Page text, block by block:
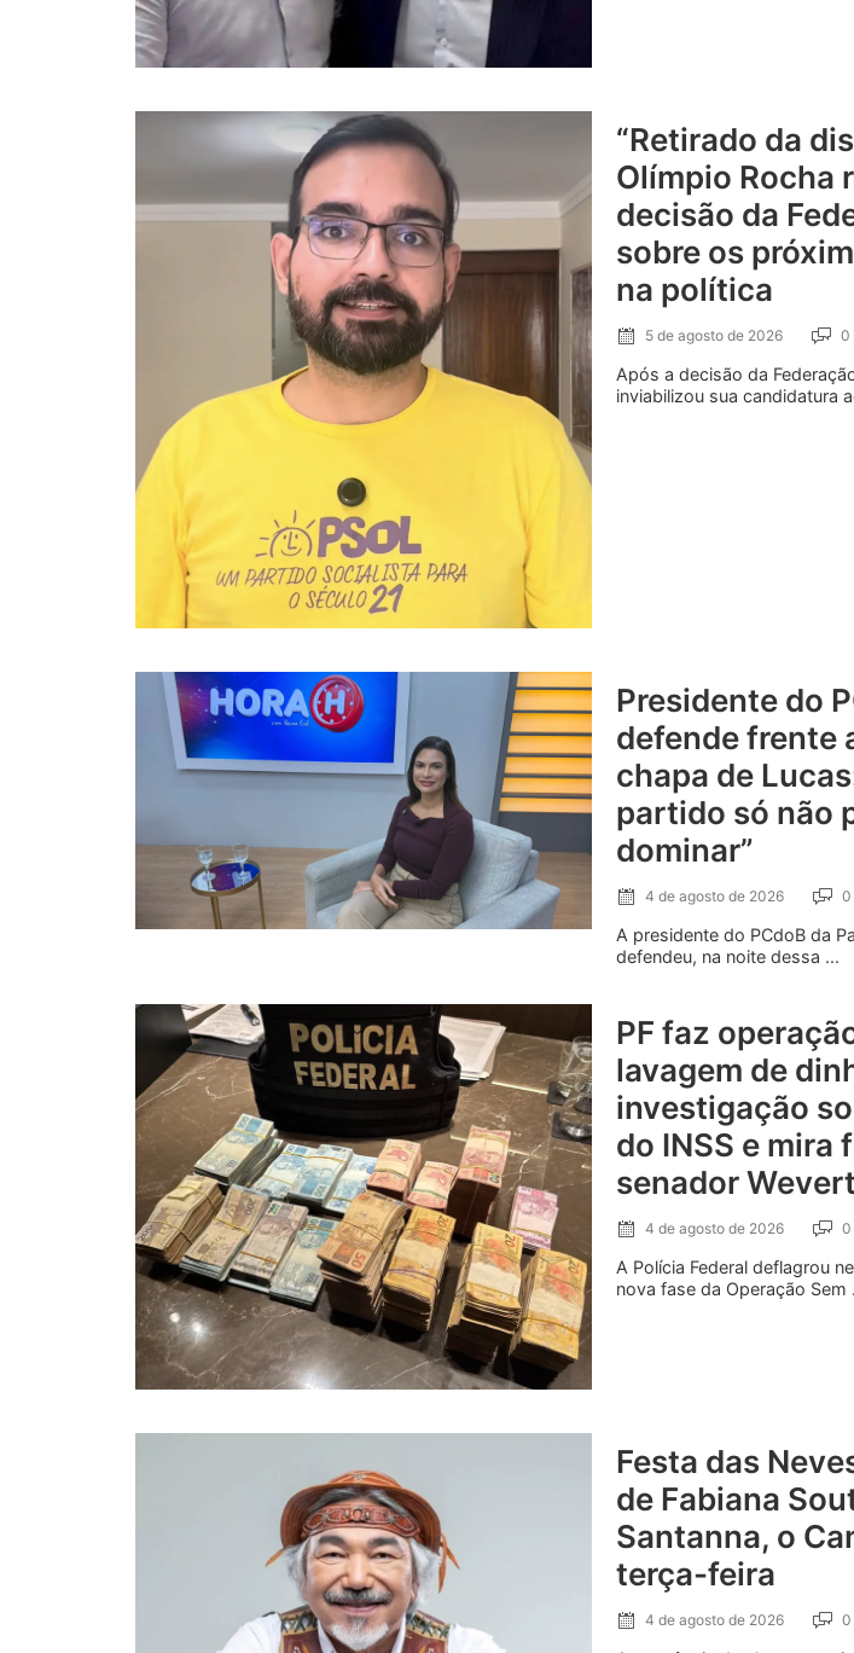
“Retirado da
Olímpio Rocha
decisão da
sobre os
na política
5 de agosto de 2026 0
Após a decisão da
inviabilizou sua candidatura
Presidente do
defende frente
chapa de
partido só não
dominar”
4 de agosto de 2026 0
A presidente do PCdoB da
defendeu, na noite dessa ...
PF faz
lavagem de
investigação
do INSS e mira
senador
4 de agosto de 2026 0
A Polícia Federal deflagrou
nova fase da Operação Sem
Festa das
de Fabiana
Santanna, o
terça-feira
4 de agosto de 2026 0